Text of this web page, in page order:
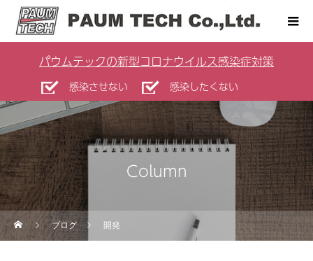
パウムテックの新型コロナウイルス感染症対策
感染させない 感染したくない
Column
ブログ 開発